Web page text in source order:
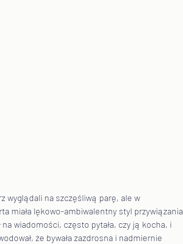
wyglądali na szczęśliwą parę, ale w
miała lękowo-ambiwalentny styl przywiązania
wiadomości, często pytała, czy ją kocha, i
że bywała zazdrosna i nadmiernie